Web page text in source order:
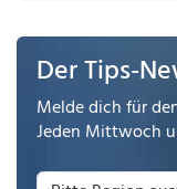
Der Tips-
Melde dich für
Jeden Mittwoch